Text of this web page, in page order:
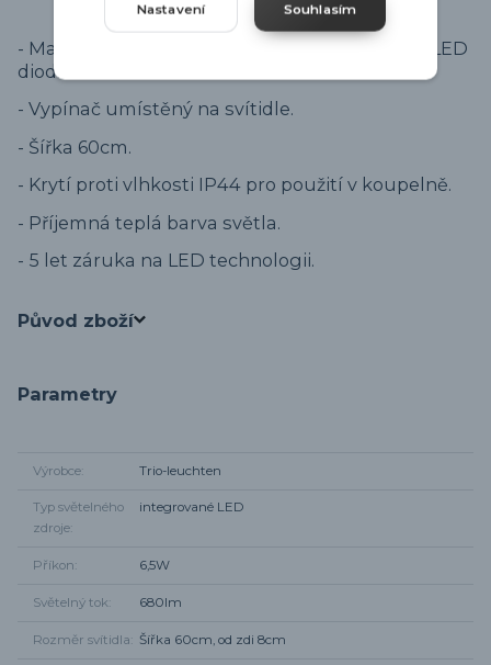
- Materiál svítidla je kov v černé barvě, akryl u LED
diod.
- Vypínač umístěný na svítidle.
- Šířka 60cm.
- Krytí proti vlhkosti IP44 pro použití v koupelně.
- Příjemná teplá barva světla.
- 5 let záruka na LED technologii.
Původ zboží
Parametry
Výrobce Trio-leuchten
Typ světelného
zdroje
integrované LED
Příkon 6,5W
Světelný tok 680lm
Rozměr svítidla Šířka 60cm, od zdi 8cm
Nastavení Souhlasím